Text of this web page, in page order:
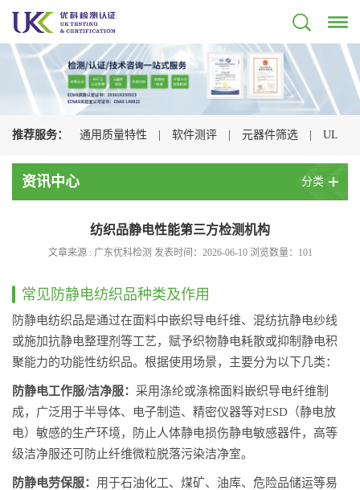
推荐服务： 通用质量特性 | 软件测评 | 元器件筛选 | UL
认证 | CSA认证
资讯中心 分类
纺织品静电性能第三方检测机构
文章来源 : 广东优科检测 发表时间：2026-06-10 浏览数量： 101
常见防静电纺织品种类及作用
防静电纺织品是通过在面料中嵌织导电纤维、混纺抗静电纱线
或施加抗静电整理剂等工艺，赋予织物静电耗散或抑制静电积
聚能力的功能性纺织品。根据使用场景，主要分为以下几类：
防静电工作服/洁净服： 采用涤纶或涤棉面料嵌织导电纤维制
成，广泛用于半导体、电子制造、精密仪器等对ESD（静电放
电）敏感的生产环境，防止人体静电损伤静电敏感器件，高等
级洁净服还可防止纤维微粒脱落污染洁净室。
防静电劳保服： 用于石油化工、煤矿、油库、危险品储运等易